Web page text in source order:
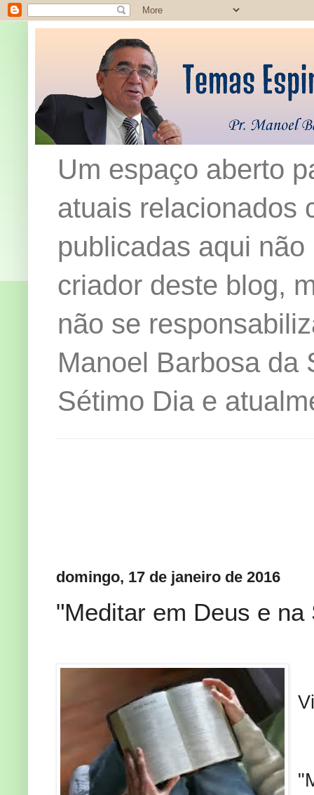
Um espaço aberto
atuais relacionados
publicadas aqui
criador deste blog,
não se
Manoel Barbosa da
Sétimo Dia e
domingo, 17 de janeiro de 2016
"Meditar em Deus e na